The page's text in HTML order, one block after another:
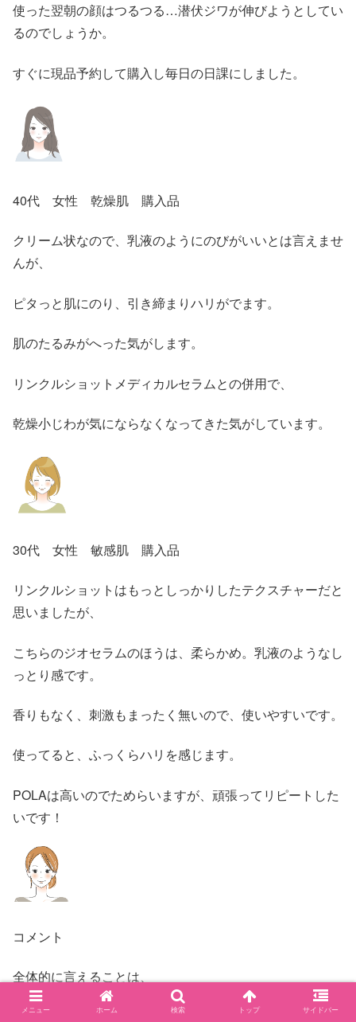
使った翌朝の顔はつるつる…潜伏ジワが伸びようとしてい
るのでしょうか。
すぐに現品予約して購入し毎日の日課にしました。
40代 女性 乾燥肌 購入品
クリーム状なので、乳液のようにのびがいいとは言えませ
んが、
ピタっと肌にのり、引き締まりハリがでます。
肌のたるみがへった気がします。
リンクルショットメディカルセラムとの併用で、
乾燥小じわが気にならなくなってきた気がしています。
30代 女性 敏感肌 購入品
リンクルショットはもっとしっかりしたテクスチャーだと
思いましたが、
こちらのジオセラムのほうは、柔らかめ。乳液のようなし
っとり感です。
香りもなく、刺激もまったく無いので、使いやすいです。
使ってると、ふっくらハリを感じます。
POLAは高いのでためらいますが、頑張ってリピートした
いです！
コメント
全体的に言えることは、
効果を期待して長く使うことができていることと、
メニュー ホーム 検索 トップ サイドバー